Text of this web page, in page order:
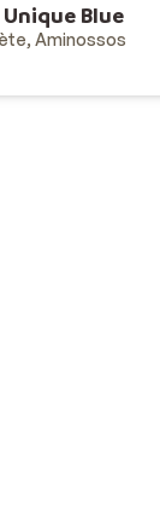
Blue
Aminossos